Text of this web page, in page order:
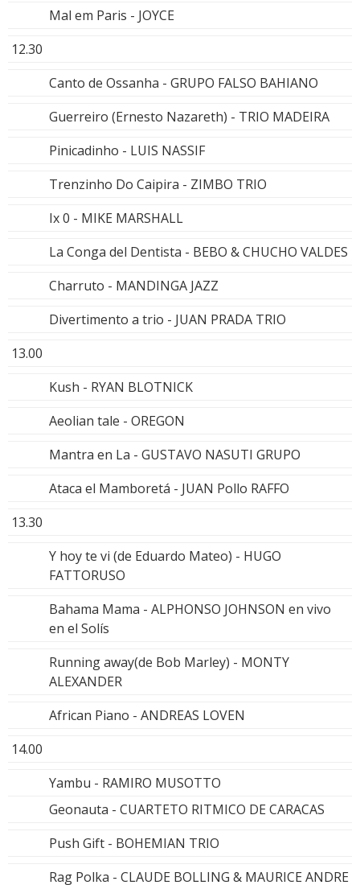
Mal em Paris - JOYCE
12.30
Canto de Ossanha - GRUPO FALSO BAHIANO
Guerreiro (Ernesto Nazareth) - TRIO MADEIRA
Pinicadinho - LUIS NASSIF
Trenzinho Do Caipira - ZIMBO TRIO
Ix 0 - MIKE MARSHALL
La Conga del Dentista - BEBO & CHUCHO VALDES
Charruto - MANDINGA JAZZ
Divertimento a trio - JUAN PRADA TRIO
13.00
Kush - RYAN BLOTNICK
Aeolian tale - OREGON
Mantra en La - GUSTAVO NASUTI GRUPO
Ataca el Mamboretá - JUAN Pollo RAFFO
13.30
Y hoy te vi (de Eduardo Mateo) - HUGO
FATTORUSO
Bahama Mama - ALPHONSO JOHNSON en vivo
en el Solís
Running away(de Bob Marley) - MONTY
ALEXANDER
African Piano - ANDREAS LOVEN
14.00
Yambu - RAMIRO MUSOTTO
Geonauta - CUARTETO RITMICO DE CARACAS
Push Gift - BOHEMIAN TRIO
Rag Polka - CLAUDE BOLLING & MAURICE ANDRE